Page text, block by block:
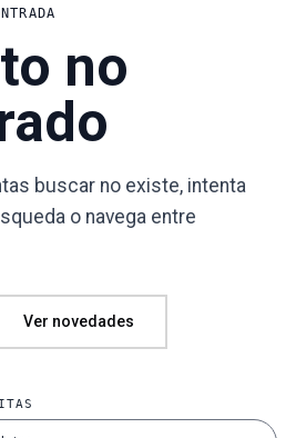
no
buscar no existe, intenta
o navega entre
Ver novedades